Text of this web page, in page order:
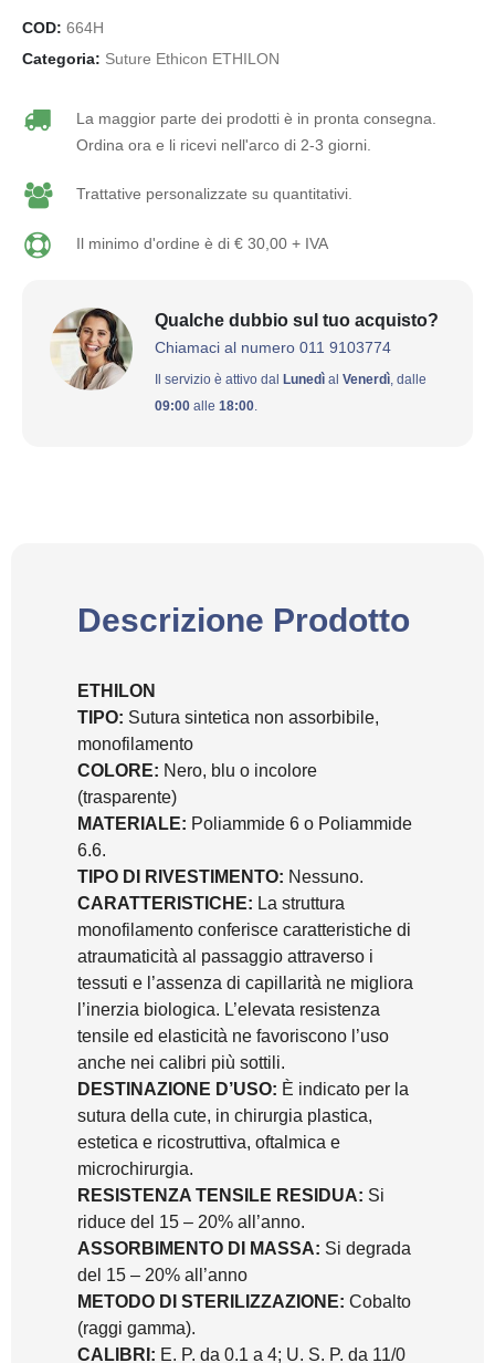
COD: 664H
Categoria: Suture Ethicon ETHILON
La maggior parte dei prodotti è in pronta consegna.
Ordina ora e li ricevi nell'arco di 2-3 giorni.
Trattative personalizzate su quantitativi.
Il minimo d'ordine è di € 30,00 + IVA
Qualche dubbio sul tuo acquisto?
Chiamaci al numero 011 9103774
Il servizio è attivo dal Lunedì al Venerdì , dalle
09:00 alle 18:00
Descrizione Prodotto
ETHILON
TIPO: Sutura sintetica non assorbibile,
monofilamento
COLORE: Nero, blu o incolore
(trasparente)
MATERIALE: Poliammide 6 o Poliammide
6.6.
TIPO DI RIVESTIMENTO: Nessuno.
CARATTERISTICHE: La struttura
monofilamento conferisce caratteristiche di
atraumaticità al passaggio attraverso i
tessuti e l’assenza di capillarità ne migliora
l’inerzia biologica. L’elevata resistenza
tensile ed elasticità ne favoriscono l’uso
anche nei calibri più sottili.
DESTINAZIONE D’USO: È indicato per la
sutura della cute, in chirurgia plastica,
estetica e ricostruttiva, oftalmica e
microchirurgia.
RESISTENZA TENSILE RESIDUA: Si
riduce del 15 – 20% all’anno.
ASSORBIMENTO DI MASSA: Si degrada
del 15 – 20% all’anno
METODO DI STERILIZZAZIONE: Cobalto
(raggi gamma).
CALIBRI: E. P. da 0.1 a 4; U. S. P. da 11/0